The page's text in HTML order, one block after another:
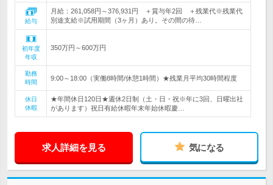
給与
月給：261,058円～376,931円 ＋賞与年2回 ＋残業代※残業代
別途支給※試用期間（3ヶ月）あり。その間の待…
初年度
年収
350万円～600万円
勤務
時間
9:00～18:00（実働8時間/休憩1時間）★残業月平均30時間程度
休日
休暇
★年間休日120日★週休2日制（土・日・祝※年に3回、日曜出社
があります）祝日有給休暇年末年始休暇慶…
求人詳細を見る 気になる